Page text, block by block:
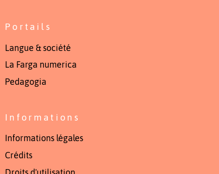
Portails
Langue & société
La Farga numerica
Pedagogia
Informations
Informations légales
Crédits